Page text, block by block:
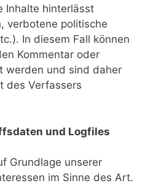
Inhalte hinterlässt
verbotene politische
In diesem Fall können
Kommentar oder
werden und sind daher
des Verfassers
und Logfiles
Grundlage unserer
im Sinne des Art.